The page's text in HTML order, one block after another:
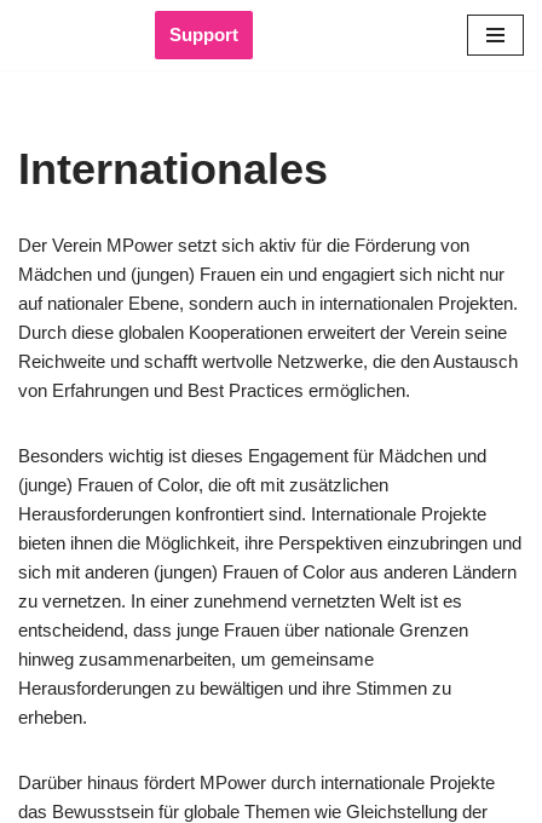
Support
Internationales
Der Verein MPower setzt sich aktiv für die Förderung von
Mädchen und (jungen) Frauen ein und engagiert sich nicht nur
auf nationaler Ebene, sondern auch in internationalen Projekten.
Durch diese globalen Kooperationen erweitert der Verein seine
Reichweite und schafft wertvolle Netzwerke, die den Austausch
von Erfahrungen und Best Practices ermöglichen.
Besonders wichtig ist dieses Engagement für Mädchen und
(junge) Frauen of Color, die oft mit zusätzlichen
Herausforderungen konfrontiert sind. Internationale Projekte
bieten ihnen die Möglichkeit, ihre Perspektiven einzubringen und
sich mit anderen (jungen) Frauen of Color aus anderen Ländern
zu vernetzen. In einer zunehmend vernetzten Welt ist es
entscheidend, dass junge Frauen über nationale Grenzen
hinweg zusammenarbeiten, um gemeinsame
Herausforderungen zu bewältigen und ihre Stimmen zu
erheben.
Darüber hinaus fördert MPower durch internationale Projekte
das Bewusstsein für globale Themen wie Gleichstellung der